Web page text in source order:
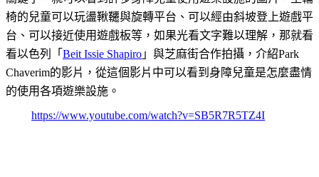
椅的兒童可以玩盪鞦韆與旋轉平台、可以經由斜坡登上遊戲平
台、可以接近使用遊戲板等，如果光看文字難以理解，那就看
看以色列「 Beit Issie Shapiro 」與芝麻街合作拍攝，介紹Park
Chaverim的影片，從這個影片中可以看到身障兒童是怎麼盡情
的使用各項遊樂設施。
https://www.youtube.com/watch?v=SB5R7R5TZ4I